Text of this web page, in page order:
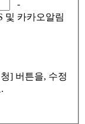
-
및 카카오알림
] 버튼을, 수정